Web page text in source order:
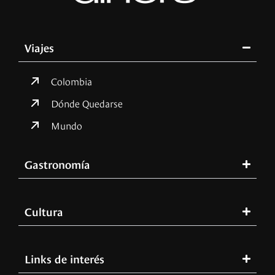
Viajes
Colombia
Dónde Quedarse
Mundo
Gastronomía
Cultura
Links de interés